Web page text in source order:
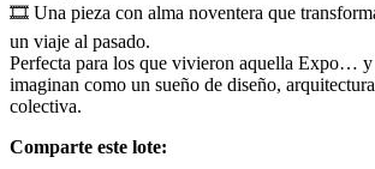
🎞️ Una pieza con alma noventera que
un viaje al pasado.
Perfecta para los que vivieron aquella Expo… y
imaginan como un sueño de diseño,
colectiva.
Comparte este lote: